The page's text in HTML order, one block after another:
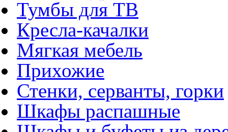
Тумбы для ТВ
Кресла-качалки
Мягкая мебель
Прихожие
Стенки, серванты, горки
Шкафы распашные